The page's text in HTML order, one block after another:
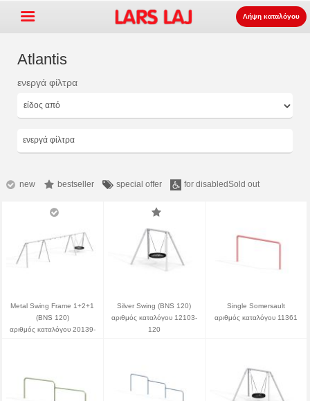
εξοπλισμός παιδότοπων
επιφάνεια +
Σχετικά με εμάς +
Επικοινωνία
Παραγγείλτε τον κατάλογο
Lars Laj on Facebook
Λήψη καταλόγου
Atlantis
ενεργά φίλτρα
ενεργά φίλτρα
new bestseller special offer for disabledSold out
Metal Swing Frame 1+2+1
(BNS 120)
αριθμός καταλόγου 20139-
Silver Swing (BNS 120)
αριθμός καταλόγου 12103-
120
Single Somersault
αριθμός καταλόγου 11361